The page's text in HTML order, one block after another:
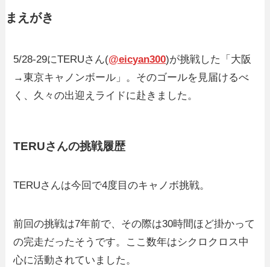
まえがき
5/28-29にTERUさん(@eicyan300)が挑戦した「大阪
→東京キャノンボール」。そのゴールを見届けるべ
く、久々の出迎えライドに赴きました。
TERUさんの挑戦履歴
TERUさんは今回で4度目のキャノボ挑戦。
前回の挑戦は7年前で、その際は30時間ほど掛かって
の完走だったそうです。ここ数年はシクロクロス中
心に活動されていました。